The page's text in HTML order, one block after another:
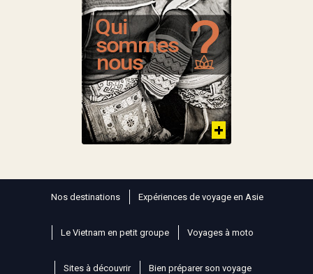
Nos destinations Expériences de voyage en Asie
Le Vietnam en petit groupe Voyages à moto
Sites à découvrir Bien préparer son voyage